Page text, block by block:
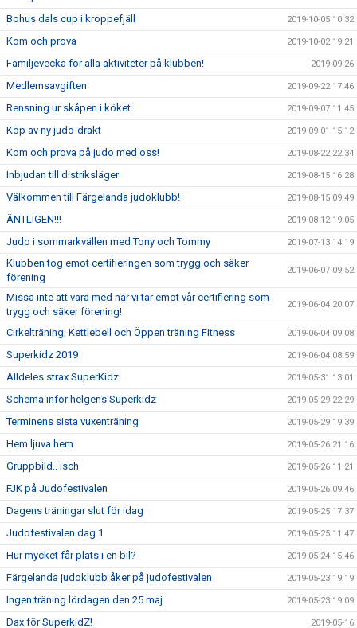
Bohus dals cup i kroppefjäll 2019-10-05 10:32
Kom och prova 2019-10-02 19:21
Familjevecka för alla aktiviteter på klubben! 2019-09-26
Medlemsavgiften 2019-09-22 17:46
Rensning ur skåpen i köket 2019-09-07 11:45
Köp av ny judo-dräkt 2019-09-01 15:12
Kom och prova på judo med oss! 2019-08-22 22:34
Inbjudan till distriksläger 2019-08-15 16:28
Välkommen till Färgelanda judoklubb! 2019-08-15 09:49
ÄNTLIGEN!!! 2019-08-12 19:05
Judo i sommarkvällen med Tony och Tommy 2019-07-13 14:19
Klubben tog emot certifieringen som trygg och säker
förening
2019-06-07 09:52
Missa inte att vara med när vi tar emot vår certifiering som
trygg och säker förening!
2019-06-04 20:07
Cirkelträning, Kettlebell och Öppen träning Fitness 2019-06-04 09:08
Superkidz 2019 2019-06-04 08:59
Alldeles strax SuperKidz 2019-05-31 13:01
Schema inför helgens Superkidz 2019-05-29 22:29
Terminens sista vuxenträning 2019-05-29 19:39
Hem ljuva hem 2019-05-26 21:16
Gruppbild.. isch 2019-05-26 11:21
FJK på Judofestivalen 2019-05-26 09:46
Dagens träningar slut för idag 2019-05-25 17:37
Judofestivalen dag 1 2019-05-25 11:47
Hur mycket får plats i en bil? 2019-05-24 15:46
Färgelanda judoklubb åker på judofestivalen 2019-05-23 19:19
Ingen träning lördagen den 25 maj 2019-05-23 19:09
Dax för SuperkidZ! 2019-05-16